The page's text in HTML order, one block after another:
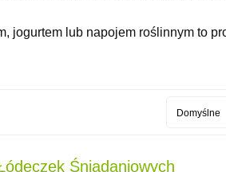
jogurtem lub napojem roślinnym to
Śniadaniowych